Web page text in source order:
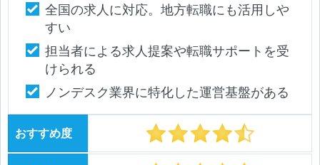
全国の求人に対応。地方転職にも活用しや
すい
担当者による求人提案や転職サポートを受
けられる
ノンデスク業界に特化した運営基盤がある
おすすめ度